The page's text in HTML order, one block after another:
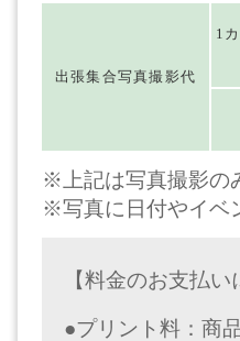
出張集合写真撮影代
1
※上記は写真撮影の
※写真に日付やイベ
【料金のお支払い
●プリント料：商